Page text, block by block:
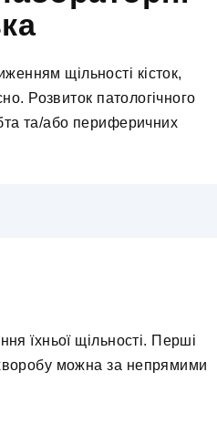
щільності кісток,
Розвиток патологічного
та/або периферичних
їхньої щільності. Перші
можна за непрямими